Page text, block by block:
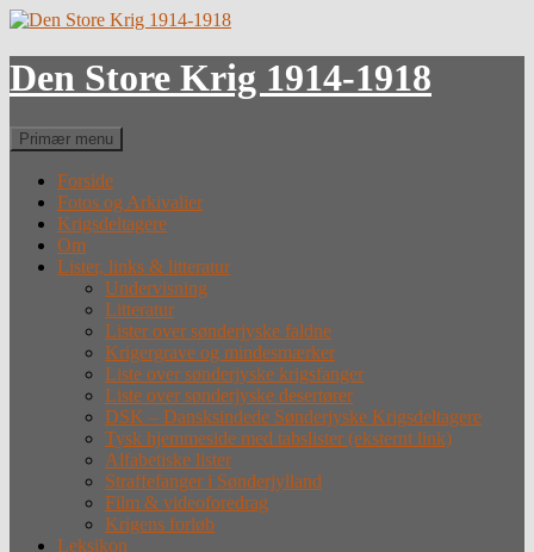
Hop
indhold
Den Store Krig 1914-1918
Søg
Primær menu
Forside
Fotos og Arkivalier
Krigsdeltagere
Om
Lister, links & litteratur
Undervisning
Litteratur
Lister over sønderjyske faldne
Krigergrave og mindesmærker
Liste over sønderjyske krigsfanger
Liste over sønderjyske desertører
DSK – Dansksindede Sønderjyske Krigsdeltagere
Tysk hjemmeside med tabslister (eksternt link)
Alfabetiske lister
Straffefanger i Sønderjylland
Film & videoforedrag
Krigens forløb
Leksikon